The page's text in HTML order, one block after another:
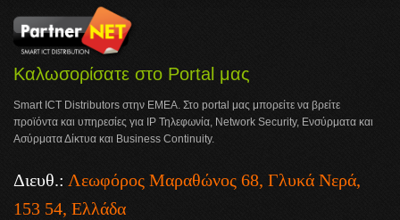
Καλωσορίσατε στο Portal μας
Smart ICT Distributors στην ΕΜΕΑ. Στο portal μας μπορείτε να βρείτε
προϊόντα και υπηρεσίες για IP Τηλεφωνία, Network Security, Ενσύρματα και
Ασύρματα Δίκτυα και Business Continuity.
Διευθ.: Λεωφόρος Μαραθώνος 68, Γλυκά Νερά,
153 54, Ελλάδα